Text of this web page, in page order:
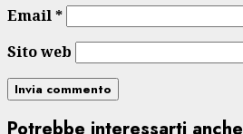
Email*
Sito web